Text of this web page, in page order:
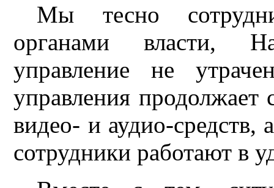
Мы тесно
органами власти,
управление не
управления продолжает
видео- и аудио-средств,
сотрудники работают в